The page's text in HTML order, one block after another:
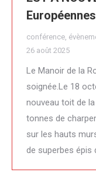
conférence,
26 août 2025
Le Manoir de la
soignée.Le 18
nouveau toit de
tonnes de
sur les hauts
de superbes épis